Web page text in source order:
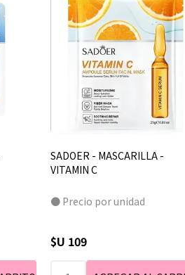
SADOER - MASCARILLA -
VITAMIN C
● Precio por unidad
$U 109